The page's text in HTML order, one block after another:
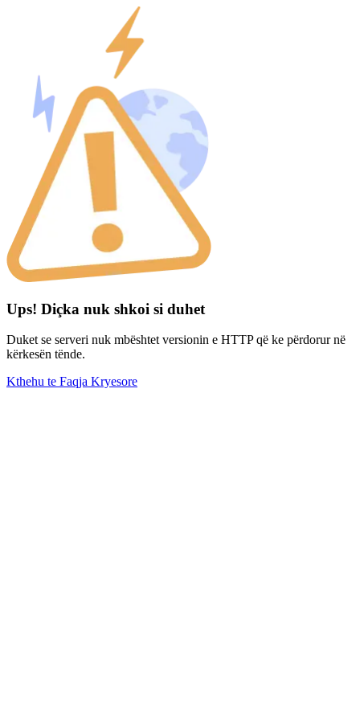
Ups! Diçka nuk shkoi si duhet
Duket se serveri nuk mbështet versionin e HTTP që ke përdorur në
kërkesën tënde.
Kthehu te Faqja Kryesore